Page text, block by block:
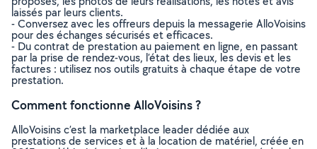
laissés par leurs clients.
- Conversez avec les offreurs depuis la messagerie AlloVoisins
pour des échanges sécurisés et efficaces.
- Du contrat de prestation au paiement en ligne, en passant
par la prise de rendez-vous, l’état des lieux, les devis et les
factures : utilisez nos outils gratuits à chaque étape de votre
prestation.
Comment fonctionne AlloVoisins ?
AlloVoisins c’est la marketplace leader dédiée aux
prestations de services et à la location de matériel, créée en